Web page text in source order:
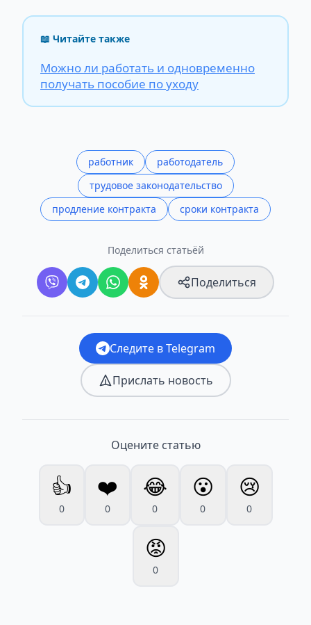
📖 Читайте также
Можно ли работать и одновременно
получать пособие по уходу
работник
работодатель
трудовое законодательство
продление контракта
сроки контракта
Поделиться статьёй
Поделиться
Следите в Telegram
Прислать новость
Оцените статью
👍
0
❤️
0
😂
0
😮
0
😢
0
😡
0